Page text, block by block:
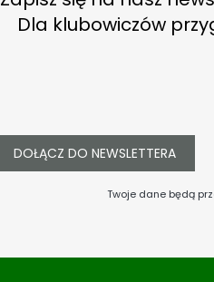
Dla klubowiczów
DOŁĄCZ DO NEWSLETTERA
Twoje dane będą